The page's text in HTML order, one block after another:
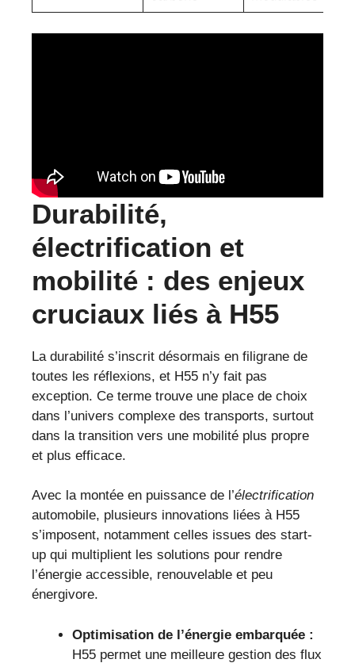
Durabilité,
électrification et
mobilité : des enjeux
cruciaux liés à H55
La durabilité s’inscrit désormais en filigrane de
toutes les réflexions, et H55 n’y fait pas
exception. Ce terme trouve une place de choix
dans l’univers complexe des transports, surtout
dans la transition vers une mobilité plus propre
et plus efficace.
Avec la montée en puissance de l’électrification
automobile, plusieurs innovations liées à H55
s’imposent, notamment celles issues des start-
up qui multiplient les solutions pour rendre
l’énergie accessible, renouvelable et peu
énergivore.
Optimisation de l’énergie embarquée :
H55 permet une meilleure gestion des flux